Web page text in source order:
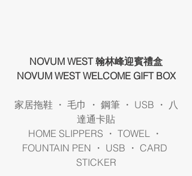
NOVUM WEST 翰林峰迎賓禮盒
NOVUM WEST WELCOME GIFT BOX
家居拖鞋 ・ 毛巾 ・ 鋼筆 ・ USB ・ 八
達通卡貼
HOME SLIPPERS ・ TOWEL ・
FOUNTAIN PEN ・ USB ・ CARD
STICKER